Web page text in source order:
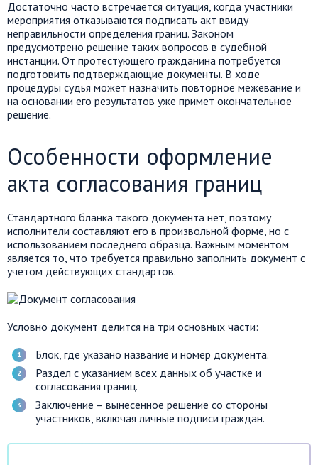
Достаточно часто встречается ситуация, когда участники
мероприятия отказываются подписать акт ввиду
неправильности определения границ. Законом
предусмотрено решение таких вопросов в судебной
инстанции. От протестующего гражданина потребуется
подготовить подтверждающие документы. В ходе
процедуры судья может назначить повторное межевание и
на основании его результатов уже примет окончательное
решение.
Особенности оформление
акта согласования границ
Стандартного бланка такого документа нет, поэтому
исполнители составляют его в произвольной форме, но с
использованием последнего образца. Важным моментом
является то, что требуется правильно заполнить документ с
учетом действующих стандартов.
Условно документ делится на три основных части:
Блок, где указано название и номер документа.
Раздел с указанием всех данных об участке и
согласования границ.
Заключение – вынесенное решение со стороны
участников, включая личные подписи граждан.